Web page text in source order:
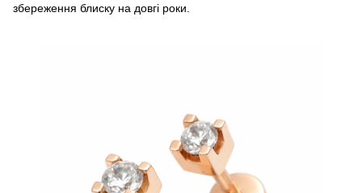
збереження блиску на довгі роки.